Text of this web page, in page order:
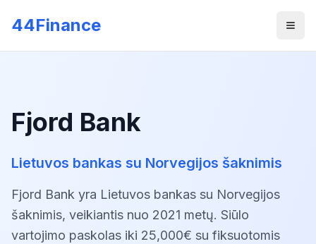
44Finance
Fjord Bank
Lietuvos bankas su Norvegijos šaknimis
Fjord Bank yra Lietuvos bankas su Norvegijos
šaknimis, veikiantis nuo 2021 metų. Siūlo
vartojimo paskolas iki 25,000€ su fiksuotomis